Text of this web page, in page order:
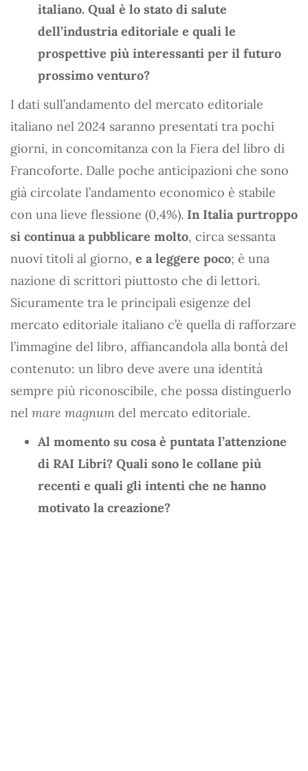
italiano. Qual è lo stato di salute
dell’industria editoriale e quali le
prospettive più interessanti per il futuro
prossimo venturo?
I dati sull’andamento del mercato editoriale
italiano nel 2024 saranno presentati tra pochi
giorni, in concomitanza con la Fiera del libro di
Francoforte. Dalle poche anticipazioni che sono
già circolate l’andamento economico è stabile
con una lieve flessione (0,4%). In Italia purtroppo
si continua a pubblicare molto, circa sessanta
nuovi titoli al giorno, e a leggere poco; è una
nazione di scrittori piuttosto che di lettori.
Sicuramente tra le principali esigenze del
mercato editoriale italiano c’è quella di rafforzare
l’immagine del libro, affiancandola alla bontà del
contenuto: un libro deve avere una identità
sempre più riconoscibile, che possa distinguerlo
nel mare magnum del mercato editoriale.
Al momento su cosa è puntata l’attenzione
di RAI Libri? Quali sono le collane più
recenti e quali gli intenti che ne hanno
motivato la creazione?